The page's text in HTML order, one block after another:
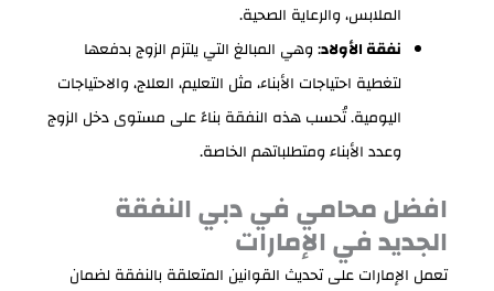
الملابس، والرعاية الصحية.
نفقة الأولاد: وهي المبالغ التي يلتزم الزوج بدفعها
لتغطية احتياجات الأبناء، مثل التعليم، العلاج، والاحتياجات
اليومية. تُحسب هذه النفقة بناءً على مستوى دخل الزوج
وعدد الأبناء ومتطلباتهم الخاصة.
افضل محامي في دبي النفقة
الجديد في الإمارات
تعمل الإمارات على تحديث القوانين المتعلقة بالنفقة لضمان